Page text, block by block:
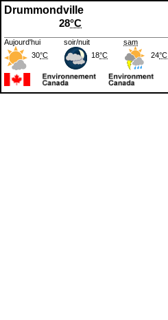
Drummondville
28°C
Aujourd'hui
30°C
soir/nuit
18°C
sam
24°C